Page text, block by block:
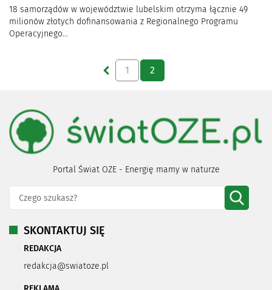
18 samorządów w województwie lubelskim otrzyma łącznie 49
milionów złotych dofinansowania z Regionalnego Programu
Operacyjnego...
1 2
Portal Świat OZE - Energię mamy w naturze
SKONTAKTUJ SIĘ
REDAKCJA
redakcja@swiatoze.pl